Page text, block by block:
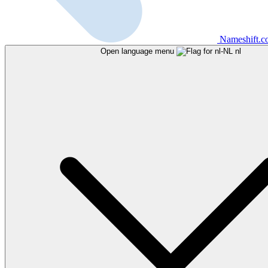
Open language menu nl